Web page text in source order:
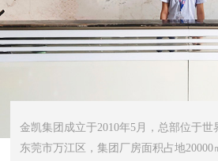
金凯集团成立于2010年5月，总部位于
东莞市万江区，集团厂房面积占地20000